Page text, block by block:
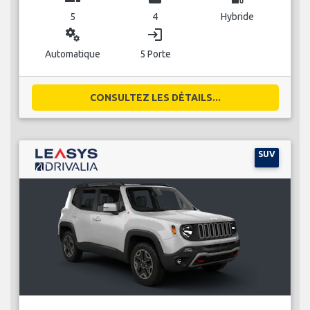
5 4 Hybride
miscellaneous_services
Automatique
login
5 Porte
CONSULTEZ LES DÉTAILS...
SUV